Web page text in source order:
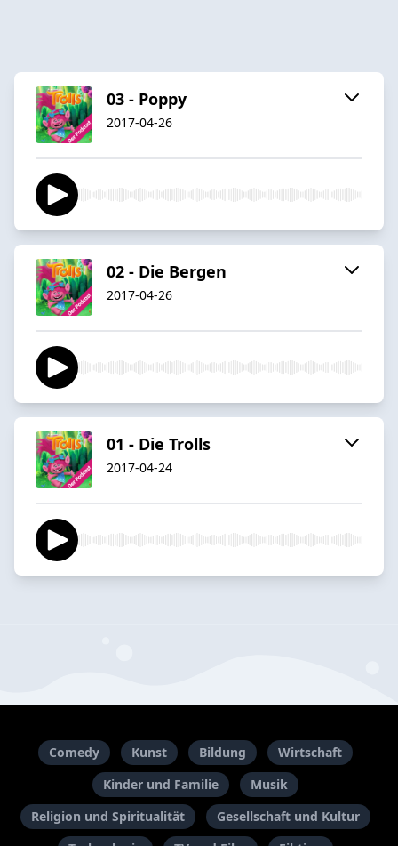
03 - Poppy
2017-04-26
02 - Die Bergen
2017-04-26
01 - Die Trolls
2017-04-24
Comedy Kunst Bildung
Wirtschaft
Kinder und Familie
Musik
Religion und Spiritualität
Gesellschaft und Kultur